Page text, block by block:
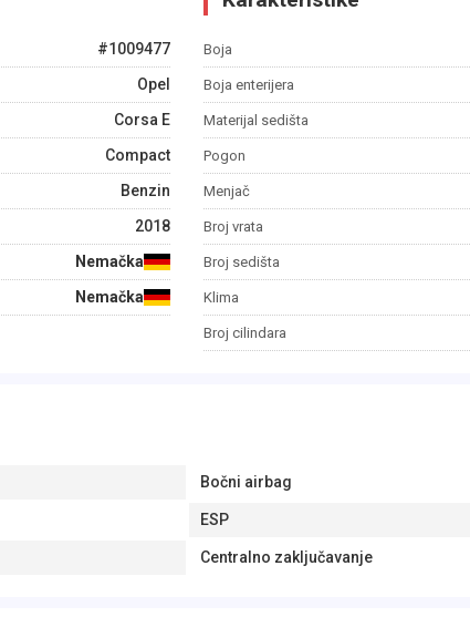
#1009477
Opel
Corsa E
Compact
Benzin
2018
Nemačka
Nemačka
Boja
Boja enterijera
Materijal sedišta
Pogon
Menjač
Broj vrata
Broj sedišta
Klima
Broj cilindara
Bočni airbag
ESP
Centralno zaključavanje